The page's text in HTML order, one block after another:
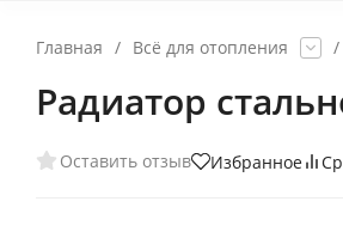
Главная / Всё для отопления /
Радиатор
Оставить отзыв Избранное